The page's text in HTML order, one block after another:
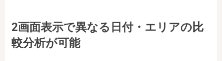
2画面表示で異なる日付・エリアの比
較分析が可能